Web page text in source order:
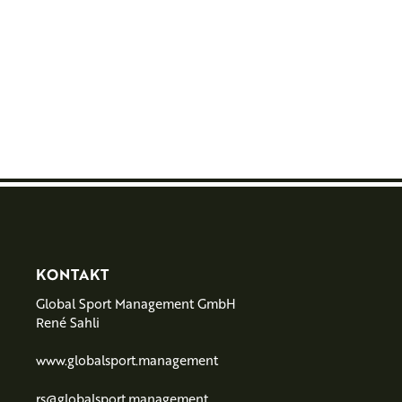
F
o
o
t
KONTAKT
Global Sport Management GmbH
René Sahli
www.globalsport.management
rs@globalsport.management